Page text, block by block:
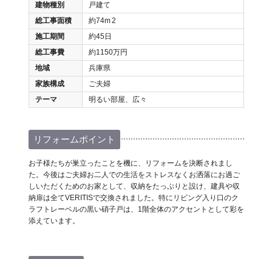
建物種別
戸建て
総工事面積
約74m2
施工期間
約45日
総工事費
約1150万円
地域
兵庫県
家族構成
ご夫婦
テーマ
明るい部屋、広々
リフォームポイント
お子様たちが巣立ったことを機に、リフォームを決断されまし
た。今後はご夫婦お二人での生活をストレスなくお洒落にお過ご
しいただくためのお家として、収納をたっぷりと設け、建具や収
納扉は全てVERITISで交換されました。特にリビング入り口のク
ラフトレーベルの黒い硝子戸は、1階全体のアクセントとして彩を
添えています。